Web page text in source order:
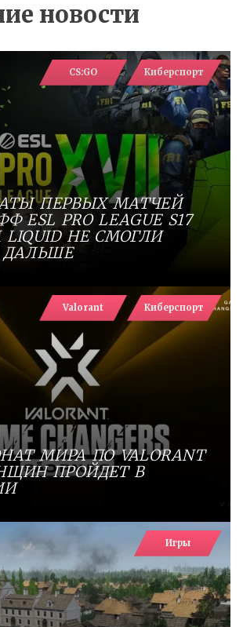
новости
CS:GO Киберспорт
ПЕРВЫХ МАТЧЕЙ
ESL PRO LEAGUE S17
НЕ СМОГЛИ
Valorant Киберспорт
МИРА ПО VALORANT
ПРОЙДЕТ В
Игры